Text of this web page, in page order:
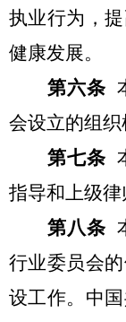
执业行为，
健康发展。
第六条
会设立的组织
第七条
指导和上级律
第八条
行业委员会
设工作。中